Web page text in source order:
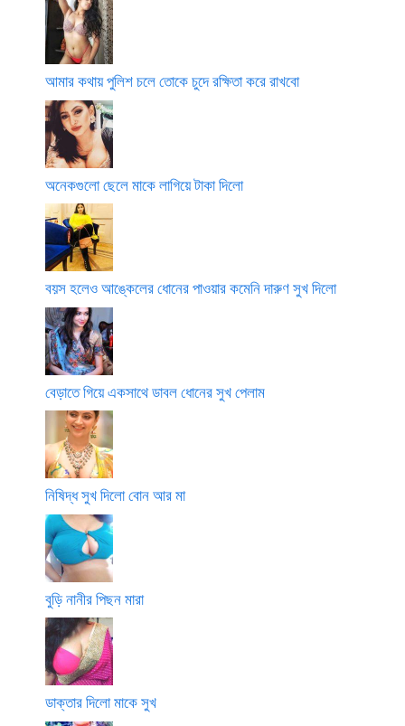
আমার কথায় পুলিশ চলে তোকে চুদে রক্ষিতা করে রাখবো
অনেকগুলো ছেলে মাকে লাগিয়ে টাকা দিলো
বয়স হলেও আঙ্কেলের ধোনের পাওয়ার কমেনি দারুণ সুখ দিলো
বেড়াতে গিয়ে একসাথে ডাবল ধোনের সুখ পেলাম
নিষিদ্ধ সুখ দিলো বোন আর মা
বুড়ি নানীর পিছন মারা
ডাক্তার দিলো মাকে সুখ